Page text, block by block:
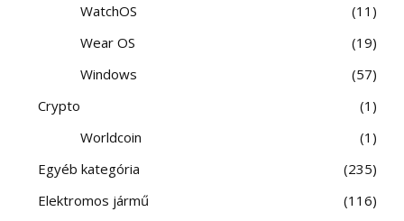
WatchOS
11
Wear OS
19
Windows
57
Crypto
1
Worldcoin
1
Egyéb kategória
235
Elektromos jármű
116